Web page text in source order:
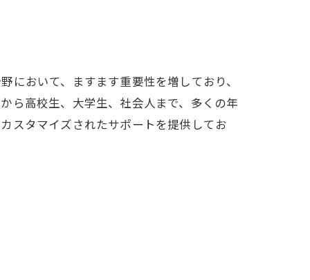
おいて、ますます重要性を増しており、
ら高校生、大学生、社会人まで、多くの年
スタマイズされたサポートを提供してお